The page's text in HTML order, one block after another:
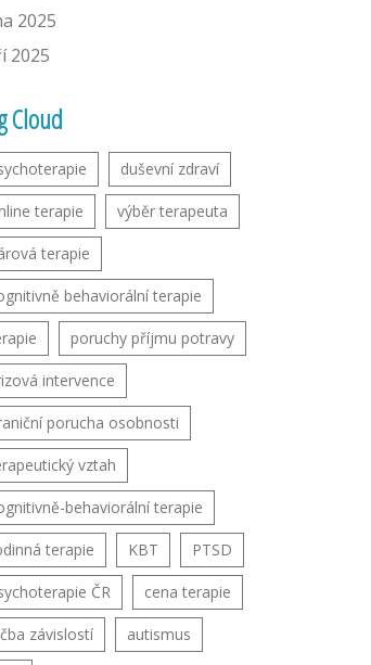
2025
2025
Cloud
duševní zdraví
terapie výběr terapeuta
terapie
behaviorální terapie
poruchy příjmu potravy
intervence
porucha osobnosti
vztah
behaviorální terapie
terapie KBT PTSD
ČR cena terapie
závislostí autismus